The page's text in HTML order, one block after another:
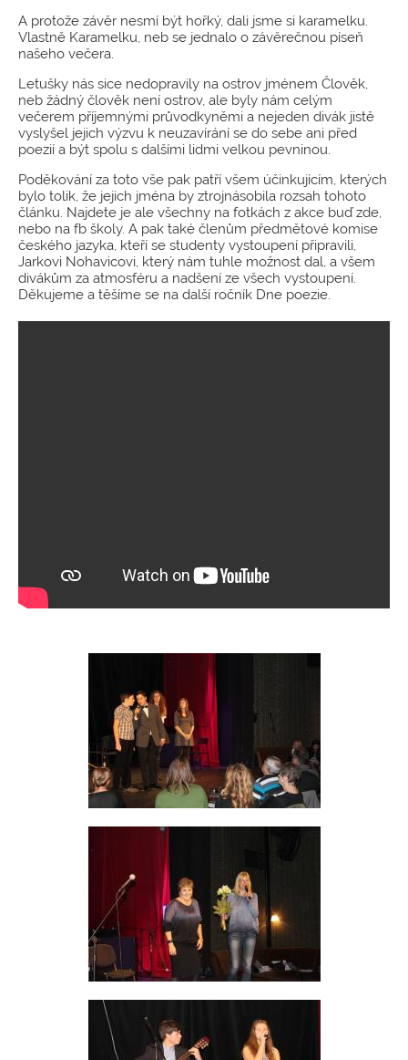
A protože závěr nesmí být hořký, dali jsme si karamelku.
Vlastně Karamelku, neb se jednalo o závěrečnou píseň
našeho večera.
Letušky nás sice nedopravily na ostrov jménem Člověk,
neb žádný člověk není ostrov, ale byly nám celým
večerem příjemnými průvodkyněmi a nejeden divák jistě
vyslyšel jejich výzvu k neuzavírání se do sebe ani před
poezií a být spolu s dalšími lidmi velkou pevninou.
Poděkování za toto vše pak patří všem účinkujícím, kterých
bylo tolik, že jejich jména by ztrojnásobila rozsah tohoto
článku. Najdete je ale všechny na fotkách z akce buď zde,
nebo na fb školy. A pak také členům předmětové komise
českého jazyka, kteří se studenty vystoupení připravili,
Jarkovi Nohavicovi, který nám tuhle možnost dal, a všem
divákům za atmosféru a nadšení ze všech vystoupení.
Děkujeme a těšíme se na další ročník Dne poezie.